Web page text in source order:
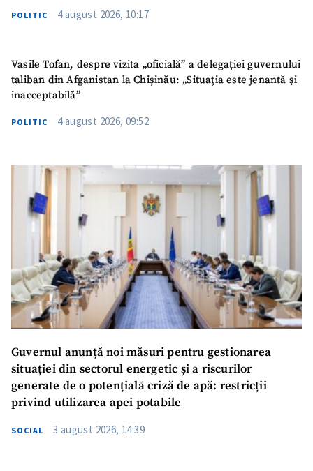
POLITIC 4 august 2026, 10:17
Vasile Tofan, despre vizita „oficială” a delegației guvernului
taliban din Afganistan la Chișinău: „Situația este jenantă și
inacceptabilă”
POLITIC 4 august 2026, 09:52
Guvernul anunță noi măsuri pentru gestionarea
situației din sectorul energetic și a riscurilor
generate de o potențială criză de apă: restricții
privind utilizarea apei potabile
SOCIAL 3 august 2026, 14:39